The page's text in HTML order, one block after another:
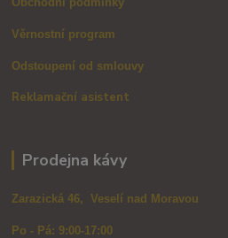
Věrnostní program
Odstoupení od smlouvy
Reklamační asistent
Prodejna kávy
Zarazická 46, Veselí nad Moravou
Po - Pá: 9:00-17:00